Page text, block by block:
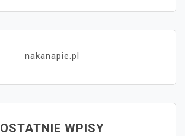
nakanapie.pl
OSTATNIE WPISY